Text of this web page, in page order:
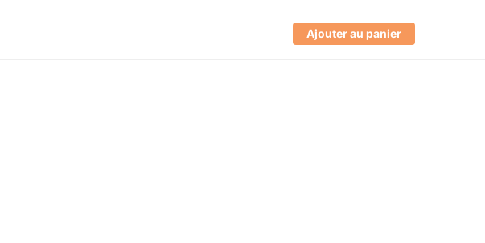
Ajouter au panier